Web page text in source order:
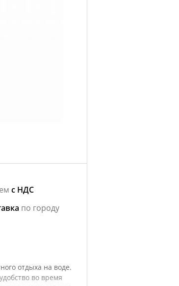
с НДС
по городу
отдыха на воде.
во время